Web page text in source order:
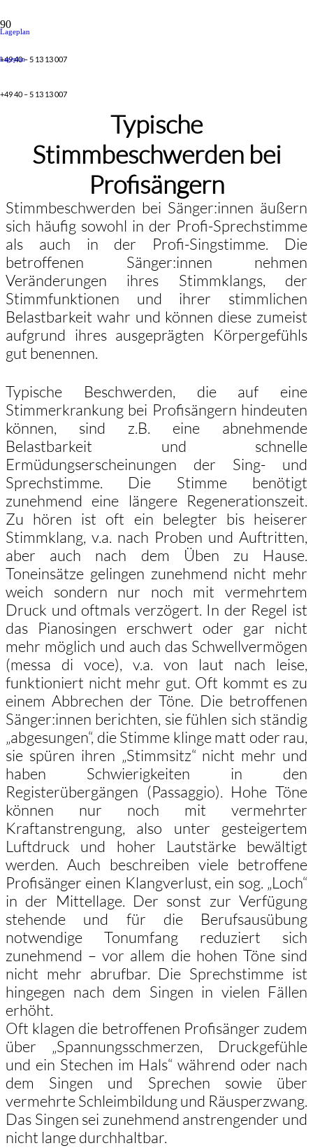
Lageplan
+49 40 – 5 13 13 007
Lageplan
+49 40 – 5 13 13 007
Typische
Stimmbeschwerden bei
Profisängern
Stimmbeschwerden bei Sänger:innen äußern
sich häufig sowohl in der Profi-Sprechstimme
als auch in der Profi-Singstimme. Die
betroffenen Sänger:innen nehmen
Veränderungen ihres Stimmklangs, der
Stimmfunktionen und ihrer stimmlichen
Belastbarkeit wahr und können diese zumeist
aufgrund ihres ausgeprägten Körpergefühls
gut benennen.
Typische Beschwerden, die auf eine
Stimmerkrankung bei Profisängern hindeuten
können, sind z.B. eine abnehmende
Belastbarkeit und schnelle
Ermüdungserscheinungen der Sing- und
Sprechstimme. Die Stimme benötigt
zunehmend eine längere Regenerationszeit.
Zu hören ist oft ein belegter bis heiserer
Stimmklang, v.a. nach Proben und Auftritten,
aber auch nach dem Üben zu Hause.
Toneinsätze gelingen zunehmend nicht mehr
weich sondern nur noch mit vermehrtem
Druck und oftmals verzögert. In der Regel ist
das Pianosingen erschwert oder gar nicht
mehr möglich und auch das Schwellvermögen
(messa di voce), v.a. von laut nach leise,
funktioniert nicht mehr gut. Oft kommt es zu
einem Abbrechen der Töne. Die betroffenen
Sänger:innen berichten, sie fühlen sich ständig
„abgesungen“, die Stimme klinge matt oder rau,
sie spüren ihren „Stimmsitz“ nicht mehr und
haben Schwierigkeiten in den
Registerübergängen (Passaggio). Hohe Töne
können nur noch mit vermehrter
Kraftanstrengung, also unter gesteigertem
Luftdruck und hoher Lautstärke bewältigt
werden. Auch beschreiben viele betroffene
Profisänger einen Klangverlust, ein sog. „Loch“
in der Mittellage. Der sonst zur Verfügung
stehende und für die Berufsausübung
notwendige Tonumfang reduziert sich
zunehmend – vor allem die hohen Töne sind
nicht mehr abrufbar. Die Sprechstimme ist
hingegen nach dem Singen in vielen Fällen
erhöht.
Oft klagen die betroffenen Profisänger zudem
über „Spannungsschmerzen, Druckgefühle
und ein Stechen im Hals“ während oder nach
dem Singen und Sprechen sowie über
vermehrte Schleimbildung und Räusperzwang.
Das Singen sei zunehmend anstrengender und
nicht lange durchhaltbar.